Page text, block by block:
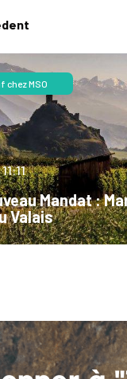
chez MSO
Mandat :
Valais